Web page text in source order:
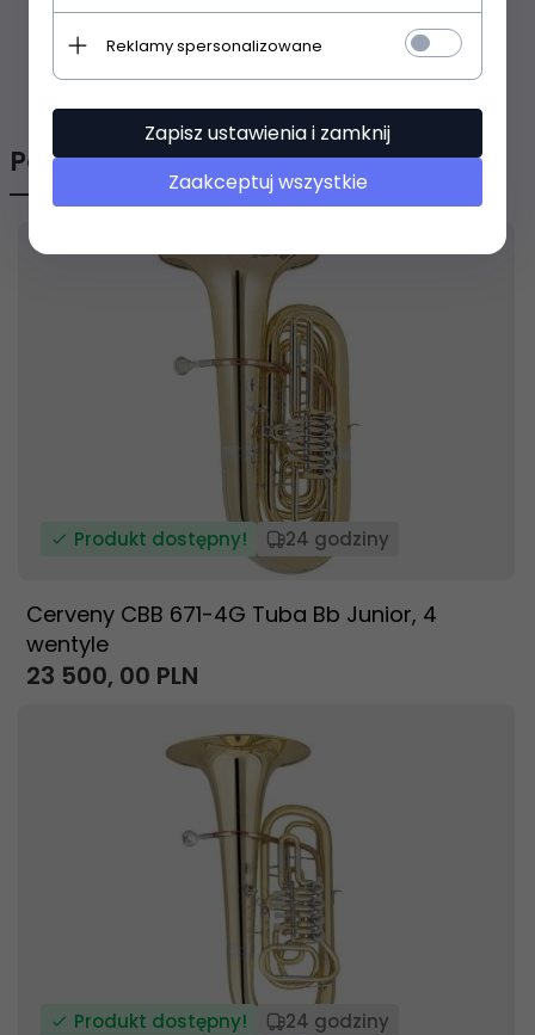
OPINIE KLIENTÓW
Polecamy
Produkt dostępny! 24 godziny
Cerveny CBB 671-4G Tuba Bb Junior, 4
wentyle
23 500, 00 PLN
Produkt dostępny! 24 godziny
Reklamy spersonalizowane
Zapisz ustawienia i zamknij
Zaakceptuj wszystkie